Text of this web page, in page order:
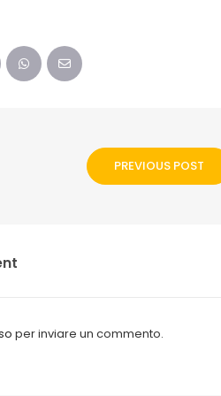
PREVIOUS POST
per inviare un commento.